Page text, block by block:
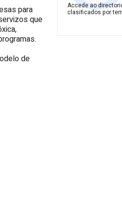
para
que
de
Accede ao
clasificados por